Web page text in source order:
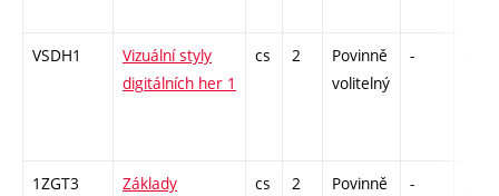
VSDH1
Vizuální styly
digitálních her 1
cs 2
Povinně
volitelný
-
1ZGT3
Základy
cs 2
Povinně
-